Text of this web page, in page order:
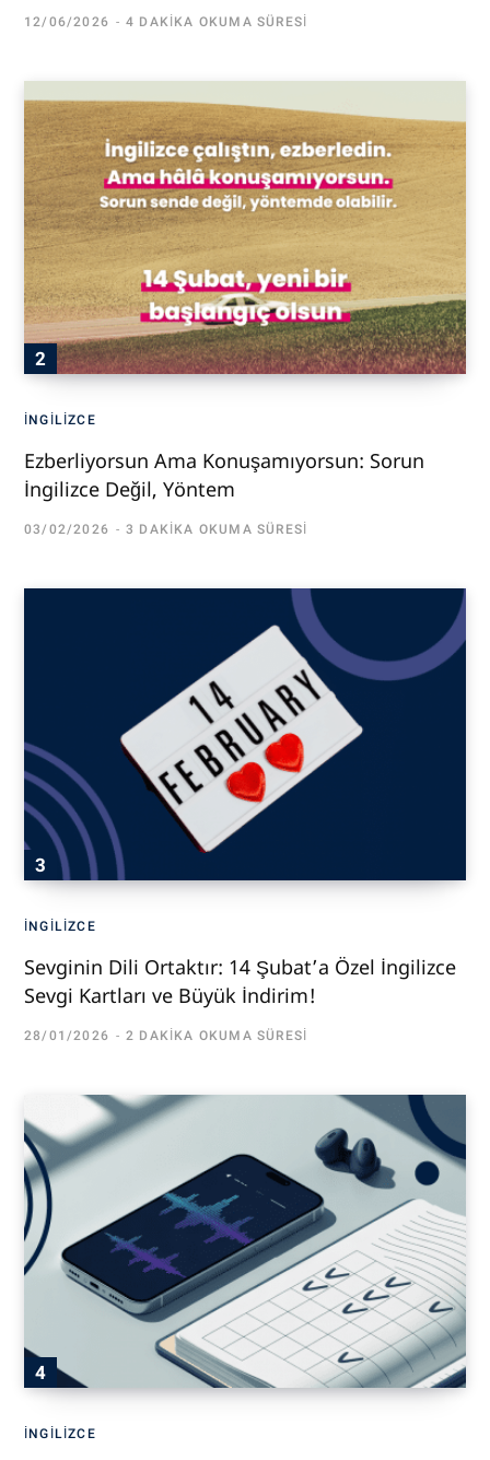
12/06/2026 4 DAKIKA OKUMA SÜRESI
İNGILIZCE
Ezberliyorsun Ama Konuşamıyorsun: Sorun
İngilizce Değil, Yöntem
03/02/2026 3 DAKIKA OKUMA SÜRESI
İNGILIZCE
Sevginin Dili Ortaktır: 14 Şubat’a Özel İngilizce
Sevgi Kartları ve Büyük İndirim!
28/01/2026 2 DAKIKA OKUMA SÜRESI
İNGILIZCE